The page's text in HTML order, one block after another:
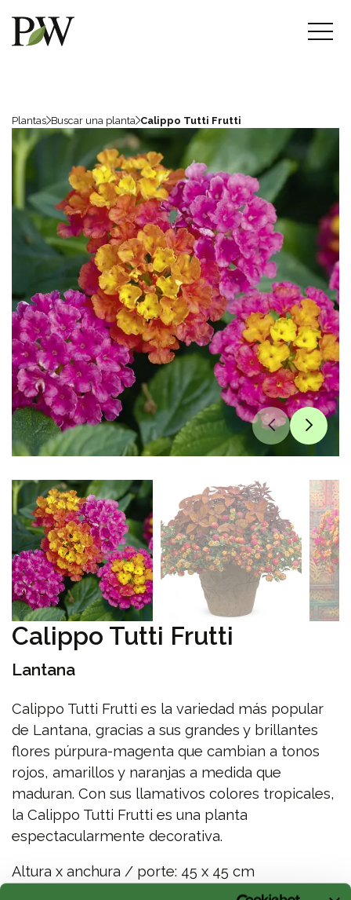
Plantas Buscar una planta Calippo Tutti Frutti
Calippo Tutti Frutti
Lantana
Calippo Tutti Frutti es la variedad más popular
de Lantana, gracias a sus grandes y brillantes
flores púrpura-magenta que cambian a tonos
rojos, amarillos y naranjas a medida que
maduran. Con sus llamativos colores tropicales,
la Calippo Tutti Frutti es una planta
espectacularmente decorativa.
Altura x anchura / porte: 45 x 45 cm